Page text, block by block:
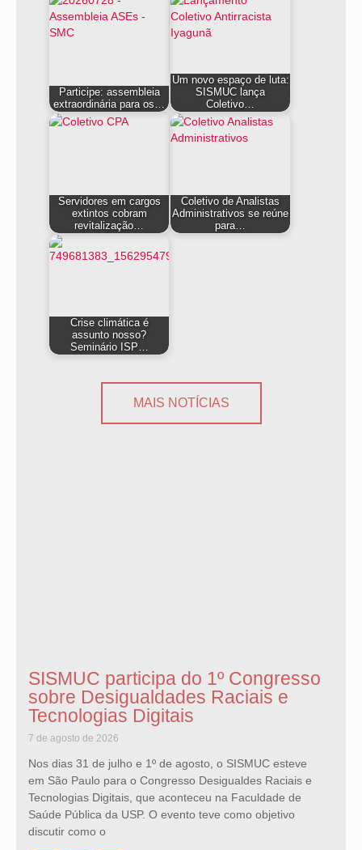
Participe: assembleia
extraordinária para os…
Um novo espaço de luta:
SISMUC lança
Coletivo…
Servidores em cargos
extintos cobram
revitalização…
Coletivo de Analistas
Administrativos se reúne
para…
Crise climática é
assunto nosso?
Seminário ISP…
MAIS NOTÍCIAS
SISMUC participa do 1º Congresso
sobre Desigualdades Raciais e
Tecnologias Digitais
7 de agosto de 2026
Nos dias 31 de julho e 1º de agosto, o SISMUC esteve
em São Paulo para o Congresso Desigualdes Raciais e
Tecnologias Digitais, que aconteceu na Faculdade de
Saúde Pública da USP. O evento teve como objetivo
discutir como o